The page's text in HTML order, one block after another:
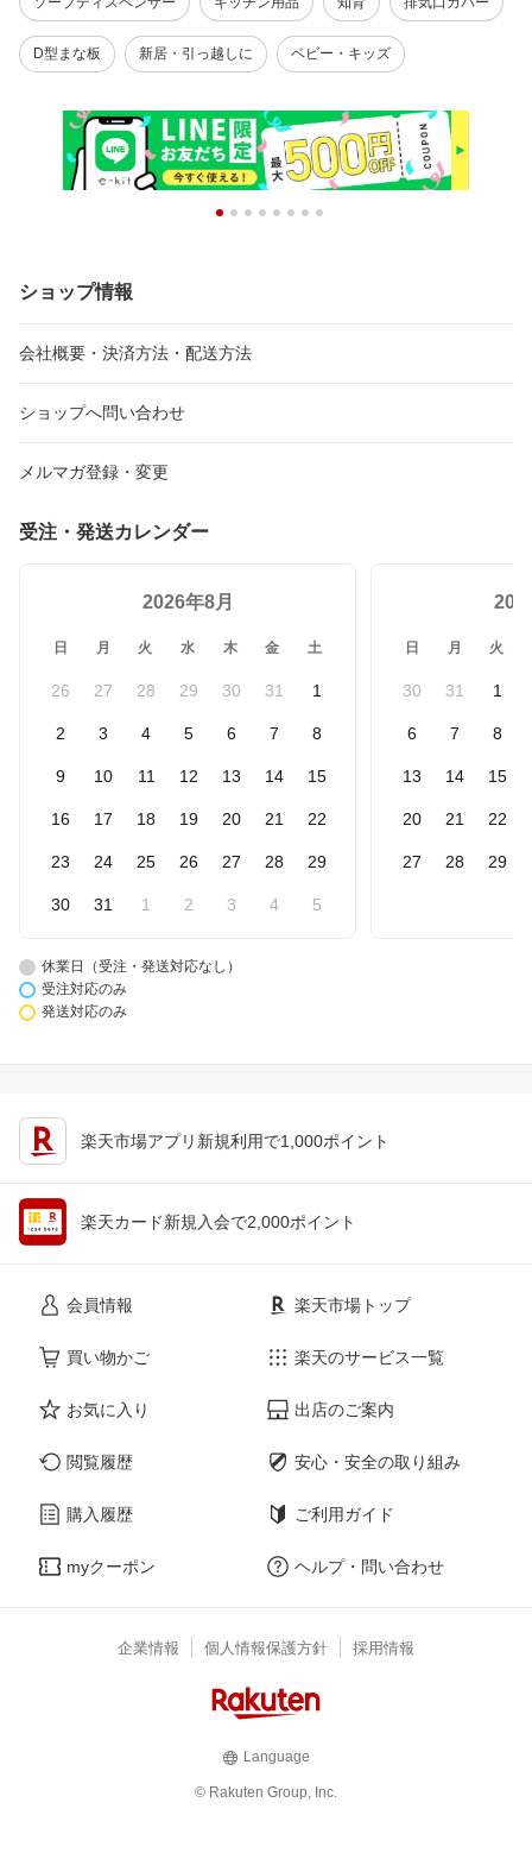
D型まな板 新居・引っ越しに ベビー・キッズ
ショップ情報
会社概要・決済方法・配送方法
ショップへ問い合わせ
メルマガ登録・変更
受注・発送カレンダー
2026年8月
日 月 火 水 木 金 土
26 27 28 29 30 31 1
2 3 4 5 6 7 8
9 10 11 12 13 14 15
16 17 18 19 20 21 22
23 24 25 26 27 28 29
30 31 1 2 3 4 5
日 月 火
30 31 1
6 7 8
13 14 15
20 21 22
27 28 29
休業日（受注・発送対応なし）
受注対応のみ
発送対応のみ
楽天市場アプリ新規利用で1,000ポイント
楽天カード新規入会で2,000ポイント
会員情報
買い物かご
お気に入り
閲覧履歴
購入履歴
myクーポン
楽天市場トップ
楽天のサービス一覧
出店のご案内
安心・安全の取り組み
ご利用ガイド
ヘルプ・問い合わせ
企業情報 個人情報保護方針 採用情報
Language
© Rakuten Group, Inc.